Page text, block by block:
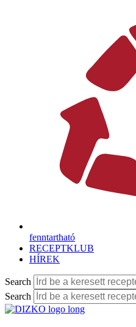
fenntartható
RECEPTKLUB
HÍREK
Search
Search